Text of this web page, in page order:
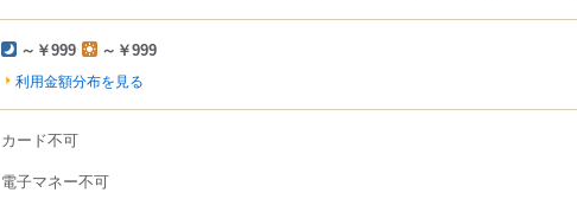
～￥999 ～￥999
利用金額分布を見る
カード不可
電子マネー不可